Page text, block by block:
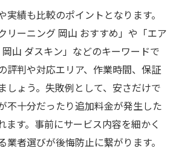
実績も比較のポイントとなります。
リーニング 岡山 おすすめ」や「エア
山 ダスキン」などのキーワードで
評判や対応エリア、作業時間、保証
しょう。失敗例として、安さだけで
不十分だったり追加料金が発生した
ます。事前にサービス内容を細かく
業者選びが後悔防止に繋がります。